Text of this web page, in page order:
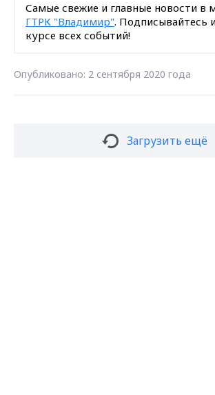
Самые свежие и главные новости в
ГТРК "Владимир". Подписывайтесь
курсе всех событий!
Опубликовано: 2 сентября 2020 года
Загрузить ещё